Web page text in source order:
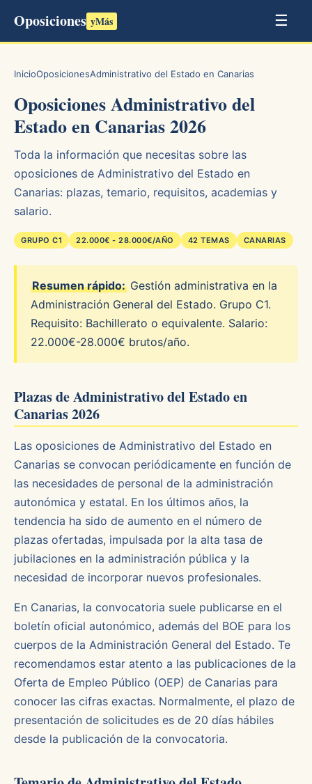
Oposiciones yMás ☰
InicioOposicionesAdministrativo del Estado en Canarias
Oposiciones Administrativo del
Estado en Canarias 2026
Toda la información que necesitas sobre las
oposiciones de Administrativo del Estado en
Canarias: plazas, temario, requisitos, academias y
salario.
GRUPO C1 22.000€ - 28.000€/AÑO 42 TEMAS CANARIAS
Resumen rápido: Gestión administrativa en la
Administración General del Estado. Grupo C1.
Requisito: Bachillerato o equivalente. Salario:
22.000€-28.000€ brutos/año.
Plazas de Administrativo del Estado en
Canarias 2026
Las oposiciones de Administrativo del Estado en
Canarias se convocan periódicamente en función de
las necesidades de personal de la administración
autonómica y estatal. En los últimos años, la
tendencia ha sido de aumento en el número de
plazas ofertadas, impulsada por la alta tasa de
jubilaciones en la administración pública y la
necesidad de incorporar nuevos profesionales.
En Canarias, la convocatoria suele publicarse en el
boletín oficial autonómico, además del BOE para los
cuerpos de la Administración General del Estado. Te
recomendamos estar atento a las publicaciones de la
Oferta de Empleo Público (OEP) de Canarias para
conocer las cifras exactas. Normalmente, el plazo de
presentación de solicitudes es de 20 días hábiles
desde la publicación de la convocatoria.